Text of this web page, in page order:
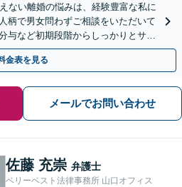
ない離婚の悩みは、経験豊富な私に
柄で男女問わずご相談をいただいて
与など初期段階からしっかりとサポ
】
金表を見る
メールでお問い合わせ
佐藤 充崇 弁護士
ベリーベスト法律事務所 山口オフィス